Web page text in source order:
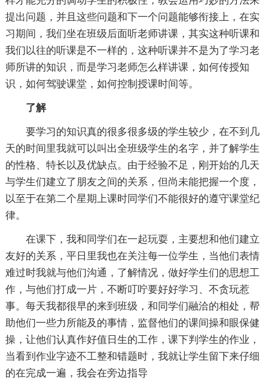
提出问题，并且这些问题和下一个问题能够衔接上，在实
习期间，我们坐在班级后面听老师讲课，其实这种听课和
我们以往的听课是不一样的，这种听课并不是为了学习老
师所讲的知识，而是学习老师怎么样讲课，如何传授知
识，如何驾驶课堂，如何控制授课时间等。
了解
要学习的知识真的很多很多级的学生较少，在不到几
天的时间里我就可以叫出全班级学生的名字，并了解学生
的性格、特长以及优缺点。由于经验不足，刚开始的几天
与学生们建立了朋友之间的关系，但尚未能把握一个度，
以至于在第二个星期上课时同学们不能很好的遵守课堂纪
律。
在课下，我和同学们在一起玩耍，主要想和他们建立
友好的关系，平日里我也在关注每一位学生，当他们表情
难过时我就与他们沟通，了解情况，做好学生们的思想工
作，与他们打成一片，不断叮咛要好好学习、不贪玩惹
事。每天我都很早的来到班级，和同学们融洽的相处，帮
助他们一些力所能及的事情，监督他们的课间操和眼保健
操，让他们认真作好值日生的工作，课下判学生的作业，
当看到作业字迹不工整和错题时，我就让学生留下来仔细
的在完成一遍，我会在旁边指导